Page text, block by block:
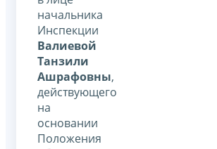
начальника
Инспекции
Валиевой
Танзили
Ашрафовны,
действующего
на
основании
Положения